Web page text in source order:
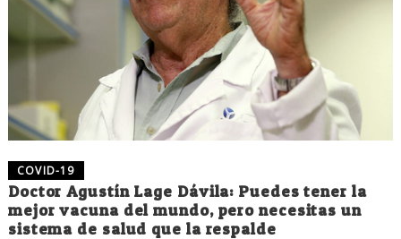
COVID-19
Doctor Agustín Lage Dávila: Puedes tener la
mejor vacuna del mundo, pero necesitas un
sistema de salud que la respalde